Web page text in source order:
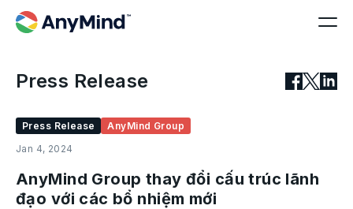
Press Release
Press Release
AnyMind Group
Jan 4, 2024
AnyMind Group thay đổi cấu trúc lãnh
đạo với các bổ nhiệm mới